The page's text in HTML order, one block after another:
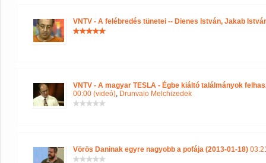
VNTV - A felébredés tünetei -- Dienes István, Jakab
VNTV - A magyar TESLA - Égbe kiáltó találmányok
00:00 (videó), Drunvalo Melchizedek
Vörös Daninak egyre nagyobb a pofája (2013-01-18)